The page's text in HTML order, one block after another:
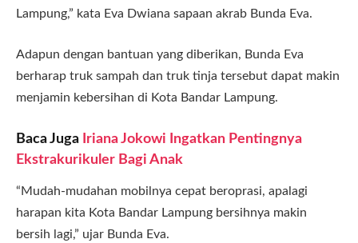
Lampung,” kata Eva Dwiana sapaan akrab Bunda Eva.
Adapun dengan bantuan yang diberikan, Bunda Eva
berharap truk sampah dan truk tinja tersebut dapat makin
menjamin kebersihan di Kota Bandar Lampung.
Baca Juga Iriana Jokowi Ingatkan Pentingnya
Ekstrakurikuler Bagi Anak
“Mudah-mudahan mobilnya cepat beroprasi, apalagi
harapan kita Kota Bandar Lampung bersihnya makin
bersih lagi,” ujar Bunda Eva.